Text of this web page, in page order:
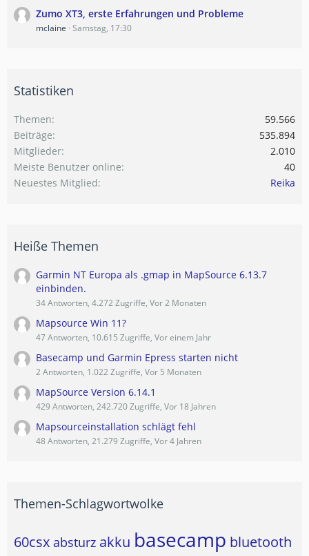
Zumo XT3, erste Erfahrungen und Probleme
mclaine Samstag, 17:30
Statistiken
Themen
59.566
Beiträge
535.894
Mitglieder
2.010
Meiste Benutzer online
40
Neuestes Mitglied
Reika
Heiße Themen
Garmin NT Europa als .gmap in MapSource 6.13.7
einbinden.
34 Antworten, 4.272 Zugriffe, Vor 2 Monaten
Mapsource Win 11?
47 Antworten, 10.615 Zugriffe, Vor einem Jahr
Basecamp und Garmin Epress starten nicht
2 Antworten, 1.022 Zugriffe, Vor 5 Monaten
MapSource Version 6.14.1
429 Antworten, 242.720 Zugriffe, Vor 18 Jahren
Mapsourceinstallation schlägt fehl
48 Antworten, 21.279 Zugriffe, Vor 4 Jahren
Themen-Schlagwortwolke
60csx absturz akku basecamp bluetooth